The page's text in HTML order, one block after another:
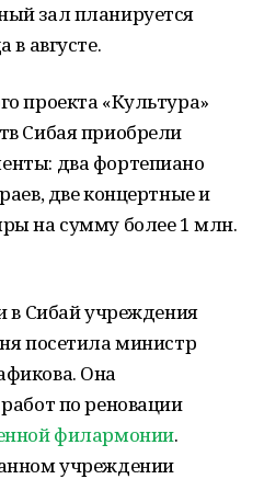
зал планируется
в августе.
проекта «Культура»
Сибая приобрели
два фортепиано
две концертные и
на сумму более 1 млн.
в Сибай учреждения
посетила министр
Она
по реновации
филармонии.
учреждении